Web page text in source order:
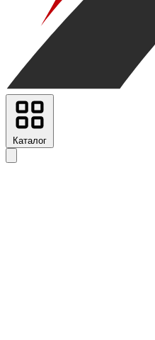
Каталог